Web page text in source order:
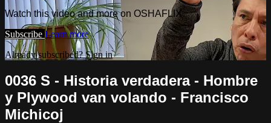
Watch this video and more on OSHAFLIX
Subscribe Learn more
Already subscribed?Sign in
0036 S - Historia verdadera - Hombre
y Plywood van volando - Francisco
Michicoj